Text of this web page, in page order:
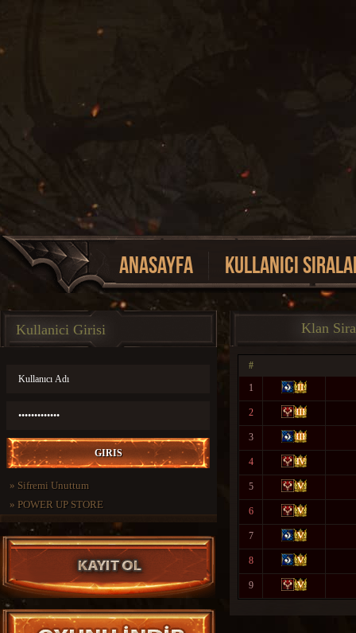
Anasayfa Kullanici
Kullanici Girisi
» Sifremi Unuttum
» POWER UP STORE
Klan
#
1
2
3
4
5
6
7
8
9